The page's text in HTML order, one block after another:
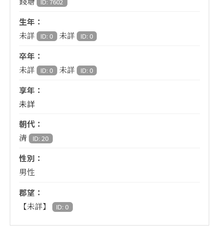
生年：
未詳 ID: 0 未詳 ID: 0
卒年：
未詳 ID: 0 未詳 ID: 0
享年：
未詳
朝代：
清 ID: 20
性別：
男性
郡望：
【未詳】 ID: 0